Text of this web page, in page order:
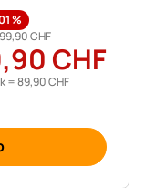
%
99,90CHF
,90 CHF
=89,90CHF